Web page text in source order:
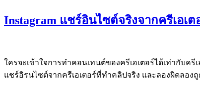
Instagram แชร์อินไซต์จริงจากครีเอ
ใครจะเข้าใจการทำคอนเทนต์ของครีเอเตอร์ได้เท่ากับครีเอ
แชร์อิรนไซต์จากครีเอเตอร์ที่ทำคลิปจริง และลองผิดลอง